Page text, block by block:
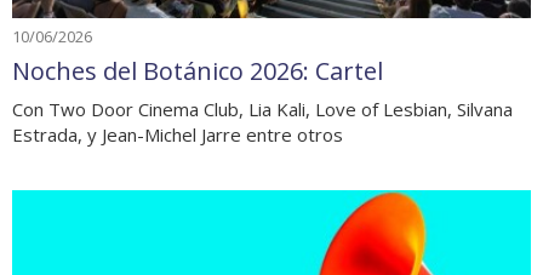
10/06/2026
Noches del Botánico 2026: Cartel
Con Two Door Cinema Club, Lia Kali, Love of Lesbian, Silvana
Estrada, y Jean-Michel Jarre entre otros